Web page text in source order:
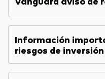
Sobre nuestros
ETFs indexados
Material de
Perspectivas Vanguard
Back to main
Acerca de Vanguard
Información
riesgos de inversión